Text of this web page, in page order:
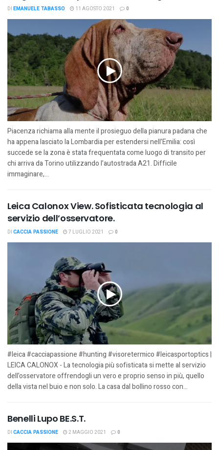
DI EMANUELE TABASSO 11 AGOSTO 2021 0
Piacenza richiama alla mente il prosieguo della pianura padana che
ha appena lasciato la Lombardia per estendersi nell’Emilia: così
succede se la zona è stata frequentata come luogo di transito per
chi arriva da Torino utilizzando l’autostrada A21. Difficile
immaginare,...
Leica Calonox View. Sofisticata tecnologia al
servizio dell’osservatore.
DI CACCIA PASSIONE 7 LUGLIO 2021 0
#leica #cacciapassione #hunting #visoretermico #leicasportoptics |
LEICA CALONOX - La tecnologia più sofisticata si mette al servizio
dell’osservatore offrendogli un vero e proprio senso in più, quello
della vista nel buio e non solo. La casa dal bollino rosso con...
Benelli Lupo BE.S.T.
DI CACCIA PASSIONE 2 MAGGIO 2021 0